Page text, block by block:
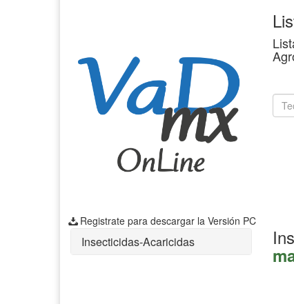
Registrate para descargar la Versión PC
Insecticidas-Acaricidas